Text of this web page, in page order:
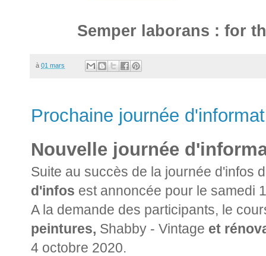
Semper laborans : for
à 01 mars
Prochaine journée
Nouvelle journée
Suite au succès de la journée d'infos
d'infos est annoncée pour le samedi
A la demande des participants, le
peintures, Shabby - Vintage et
4 octobre 2020.